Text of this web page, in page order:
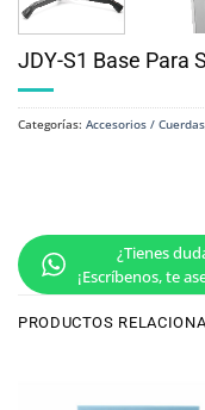
JDY-S1 Base Para
Categorías: Accesorios / Cuerdas
¿Tienes
¡Escríbenos, te
PRODUCTOS